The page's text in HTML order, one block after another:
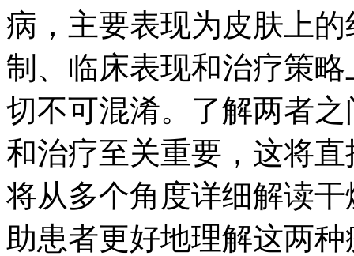
病，主要表现为皮肤上
制、临床表现和治疗策
切不可混淆。了解两者
和治疗至关重要，这将
将从多个角度详细解读
助患者更好地理解这两种